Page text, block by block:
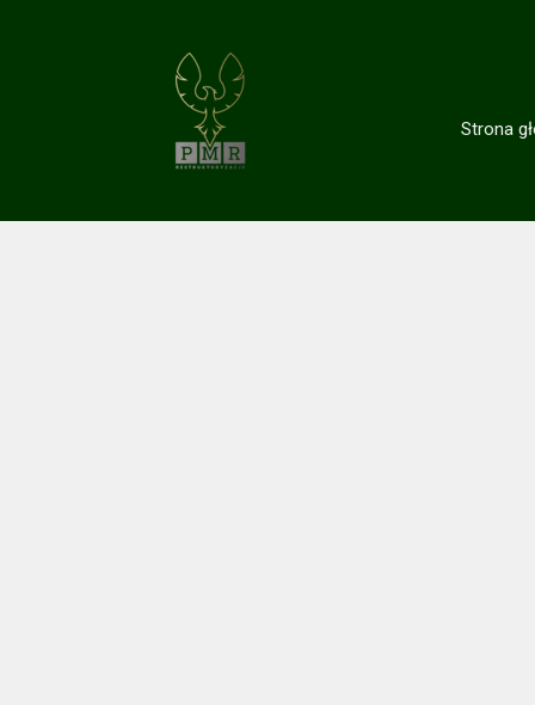
Strona